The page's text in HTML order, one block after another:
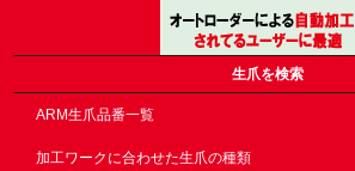
生爪を検索
ARM生爪品番一覧
加工ワークに合わせた生爪の種類